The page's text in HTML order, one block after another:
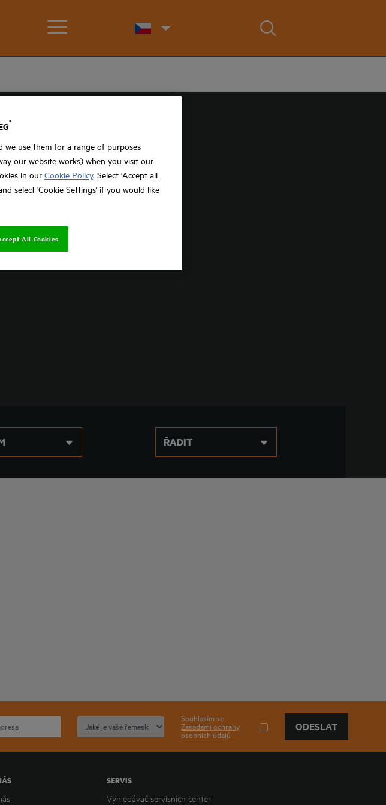
ŘADIT
Souhlasím se
Zásadami ochrany
osobních údajů
ODESLAT
SERVIS
Vyhledávač servisních center
®
we use them for a range of purposes
our website works) when you visit our
in our Cookie Policy. Select 'Accept all
select 'Cookie Settings' if you would like
All Cookies